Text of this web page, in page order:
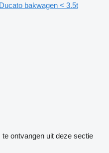
bakwagen < 3.5t
ontvangen uit deze sectie